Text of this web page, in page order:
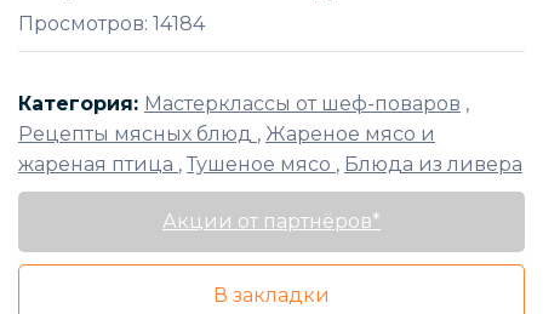
Просмотров: 14184
Категория: Мастерклассы от шеф-поваров ,
Рецепты мясных блюд , Жареное мясо и
жареная птица , Тушеное мясо , Блюда из ливера
Акции от партнёров*
В закладки